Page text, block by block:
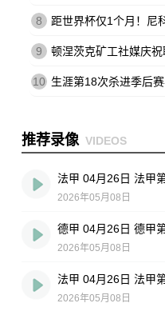
8 距世界杯仅1个月！尼科·威廉姆
9 顿涅茨克矿工社媒庆祝联赛夺
10 生涯第18次杀进季后赛半决赛！
推荐录像 VIDEOS
2026年05月08日
2026年05月08日
2026年05月08日